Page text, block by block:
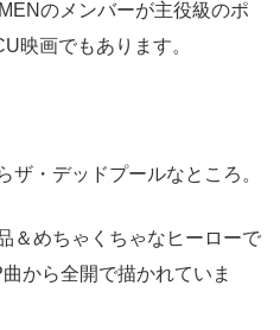
のメンバーが主役級のポ
映画でもあります。
ザ・デッドプールなところ。
＆めちゃくちゃなヒーローで
から全開で描かれていま